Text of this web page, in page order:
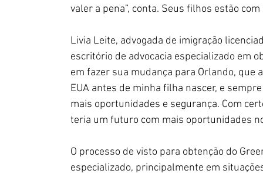
valer a pena”, conta. Seus filhos estão
Livia Leite, advogada de imigração
escritório de advocacia especializado em
em fazer sua mudança para Orlando, que
EUA antes de minha filha nascer, e
mais oportunidades e segurança. Com
teria um futuro com mais oportunidades
O processo de visto para obtenção do
especializado, principalmente em